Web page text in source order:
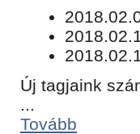
Új tagjaink
Tovább